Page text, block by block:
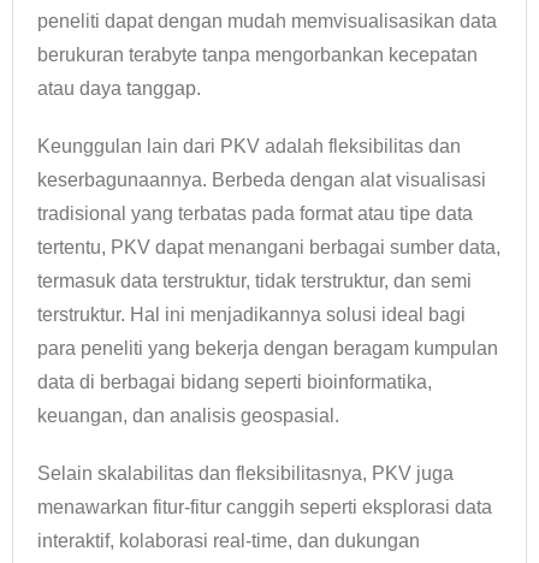
peneliti dapat dengan mudah memvisualisasikan data
berukuran terabyte tanpa mengorbankan kecepatan
atau daya tanggap.
Keunggulan lain dari PKV adalah fleksibilitas dan
keserbagunaannya. Berbeda dengan alat visualisasi
tradisional yang terbatas pada format atau tipe data
tertentu, PKV dapat menangani berbagai sumber data,
termasuk data terstruktur, tidak terstruktur, dan semi
terstruktur. Hal ini menjadikannya solusi ideal bagi
para peneliti yang bekerja dengan beragam kumpulan
data di berbagai bidang seperti bioinformatika,
keuangan, dan analisis geospasial.
Selain skalabilitas dan fleksibilitasnya, PKV juga
menawarkan fitur-fitur canggih seperti eksplorasi data
interaktif, kolaborasi real-time, dan dukungan